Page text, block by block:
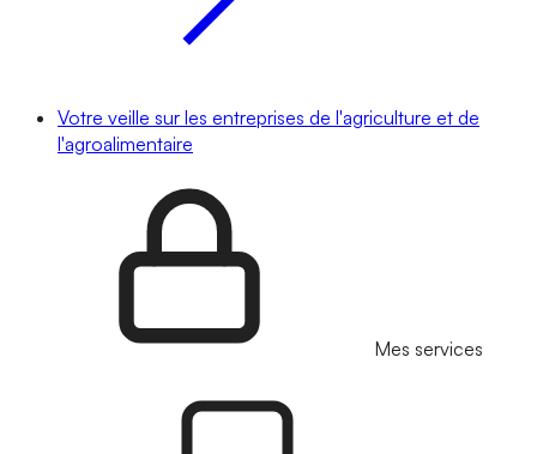
Votre veille sur les entreprises de l'agriculture et de
l'agroalimentaire
Mes services